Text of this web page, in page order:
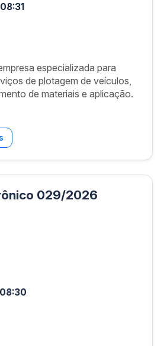
especializada para
de plotagem de veículos,
de materiais e aplicação.
029/2026